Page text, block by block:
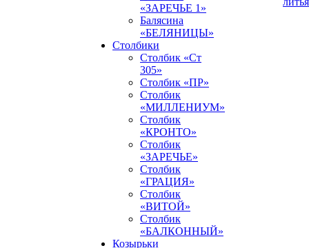
«ЗАРЕЧЬЕ 1»
Балясина
«БЕЛЯНИЦЫ»
Столбики
Столбик «Ст
305»
Столбик «ПР»
Столбик
«МИЛЛЕНИУМ»
Столбик
«КРОНТО»
Столбик
«ЗАРЕЧЬЕ»
Столбик
«ГРАЦИЯ»
Столбик
«ВИТОЙ»
Столбик
«БАЛКОННЫЙ»
Козырьки